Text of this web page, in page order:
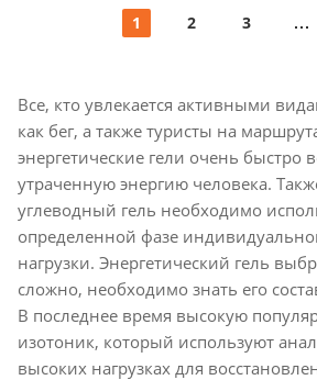
1 2 3
Все, кто увлекается активными
как бег, а также туристы на
энергетические гели очень быстро
утраченную энергию человека.
углеводный гель необходимо
определенной фазе
нагрузки. Энергетический гель
сложно, необходимо знать его
В последнее время высокую
изотоник, который используют
высоких нагрузках для